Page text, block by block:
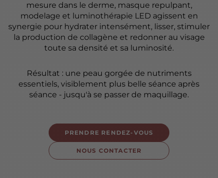
mesure dans le derme, masque repulpant,
modelage et luminothérapie LED agissent en
synergie pour hydrater intensément, lisser, stimuler
la production de collagène et redonner au visage
toute sa densité et sa luminosité.
Résultat : une peau gorgée de nutriments
essentiels, visiblement plus belle séance après
séance - jusqu'à se passer de maquillage.
PRENDRE RENDEZ-VOUS
NOUS CONTACTER